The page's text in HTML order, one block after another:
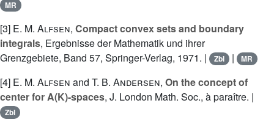
MR
[3] E. M. Alfsen, Compact convex sets and boundary
integrals, Ergebnisse der Mathematik und ihrer
Grenzgebiete, Band 57, Springer-Verlag, 1971. |
Zbl | MR
[4] E. M. Alfsen and T. B. Andersen, On the concept of
center for A(K)-spaces, J. London Math. Soc., à paraître. |
Zbl